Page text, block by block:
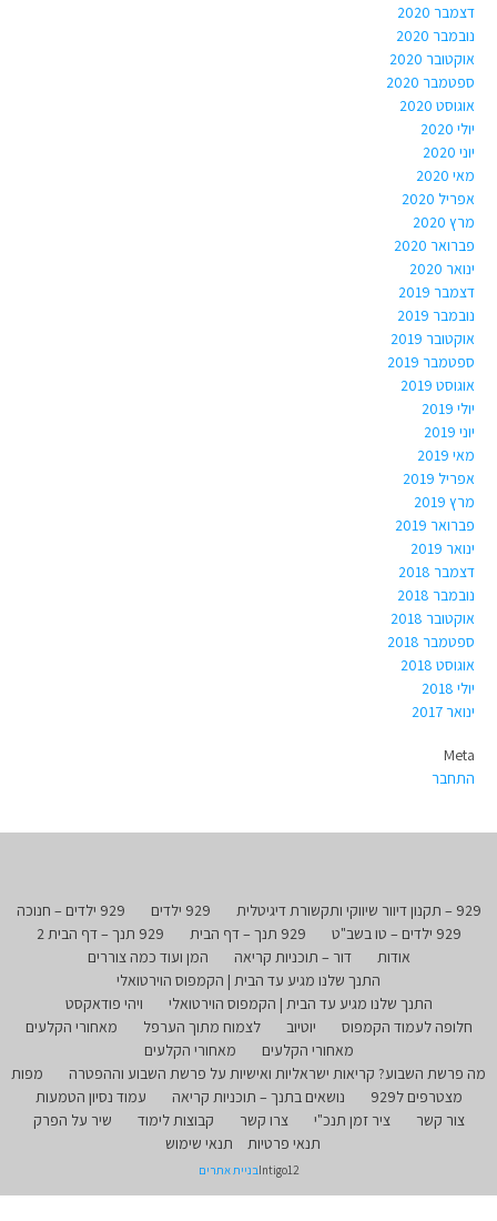
דצמבר 2020
נובמבר 2020
אוקטובר 2020
ספטמבר 2020
אוגוסט 2020
יולי 2020
יוני 2020
מאי 2020
אפריל 2020
מרץ 2020
פברואר 2020
ינואר 2020
דצמבר 2019
נובמבר 2019
אוקטובר 2019
ספטמבר 2019
אוגוסט 2019
יולי 2019
יוני 2019
מאי 2019
אפריל 2019
מרץ 2019
פברואר 2019
ינואר 2019
דצמבר 2018
נובמבר 2018
אוקטובר 2018
ספטמבר 2018
אוגוסט 2018
יולי 2018
ינואר 2017
Meta
התחבר
929 – תקנון דיוור שיווקי ותקשורת דיגיטלית 929 ילדים
929 ילדים – חנוכה
929 ילדים – טו בשב"ט
929 תנך – דף הבית
929 תנך – דף הבית 2
אודות
דור – תוכניות קריאה
המן ועוד כמה צוררים
התנך שלנו מגיע עד הבית | הקמפוס הוירטואלי
התנך שלנו מגיע עד הבית | הקמפוס הוירטואלי
ויהי פודאקסט
חלופה לעמוד הקמפוס
יוטיוב לצמוח מתוך הערפל
מאחורי הקלעים
מאחורי הקלעים
מאחורי הקלעים
מה פרשת השבוע? קריאות ישראליות ואישיות על פרשת השבוע וההפטרה
מפות
מצטרפים ל929
נושאים בתנך – תוכניות קריאה
עמוד נסיון הטמעות
צור קשר
ציר זמן תנכ"י צרו קשר קבוצות לימוד
שיר על הפרק
תנאי פרטיות
תנאי שימוש
Intigo12בניית אתרים